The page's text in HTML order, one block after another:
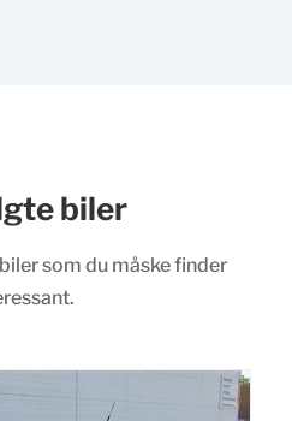
biler
som du måske finder